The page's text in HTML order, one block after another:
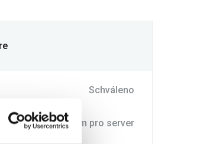
Schváleno
Operační systém pro server